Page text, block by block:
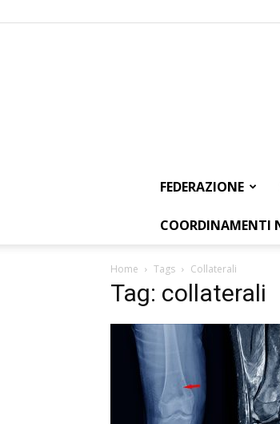
FEDERAZIONE
COORDINAMENTI
Home Tags Collaterali
Tag: collaterali